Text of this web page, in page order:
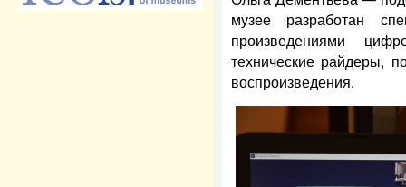
музее разработан
произведениями
технические райдеры,
воспроизведения.